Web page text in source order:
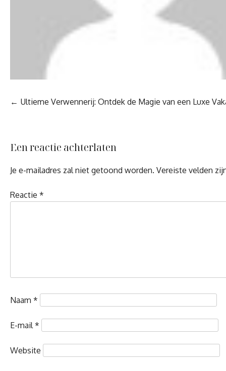
Berichtnavigatie
Ultieme Verwennerij: Ontdek de Magie van een Luxe
Een reactie achterlaten
Je e-mailadres zal niet getoond worden. Vereiste velden
Reactie *
Naam *
E-mail *
Website